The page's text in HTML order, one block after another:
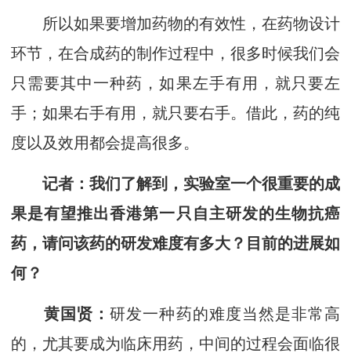
所以如果要增加药物的有效性，在药物设计
环节，在合成药的制作过程中，很多时候我们会
只需要其中一种药，如果左手有用，就只要左
手；如果右手有用，就只要右手。借此，药的纯
度以及效用都会提高很多。
记者 ： 我们了解到，实验室一个很重要的成
果是有望推出香港第一只自主研发的生物抗癌
药，请问该药的研发难度有多大？目前的进展如
何？
黄国贤：研发一种药的难度当然是非常高
的，尤其要成为临床用药，中间的过程会面临很